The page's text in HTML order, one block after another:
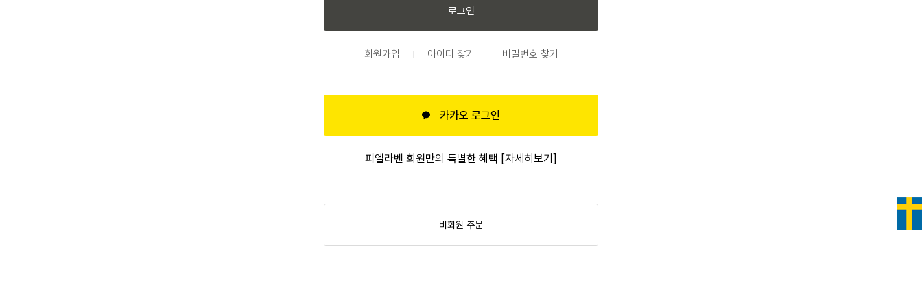
로그인
회원가입 아이디 찾기 비밀번호 찾기
카카오 로그인
피엘라벤 회원만의 특별한 혜택 [자세히보기]
비회원 주문